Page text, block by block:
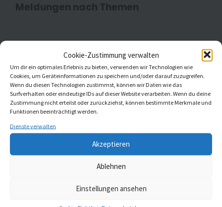
Cookie-Zustimmung verwalten
Um dir ein optimales Erlebnis zu bieten, verwenden wir Technologien wie
Cookies, um Geräteinformationen zu speichern und/oder darauf zuzugreifen.
Wenn du diesen Technologien zustimmst, können wir Daten wie das
Surfverhalten oder eindeutige IDs auf dieser Website verarbeiten. Wenn du deine
Zustimmung nicht erteilst oder zurückziehst, können bestimmte Merkmale und
Funktionen beeinträchtigt werden.
Dienste verwalten
Akzeptieren
Ablehnen
Einstellungen ansehen
Meldungen nach Themen
Kaleidoskop Kirchenmusik(1)
Kinder- und Jugendchöre(5)
Konzerte(4)